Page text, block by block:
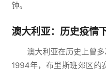
钟。
澳大利亚：历史疫情
澳大利亚在历史上曾
1994年，布里斯班郊区的